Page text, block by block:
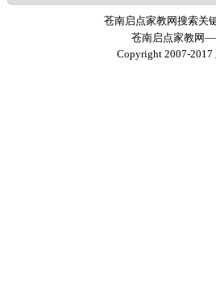
苍南启点家教网搜索关
苍南启点家教网
Copyright 2007-